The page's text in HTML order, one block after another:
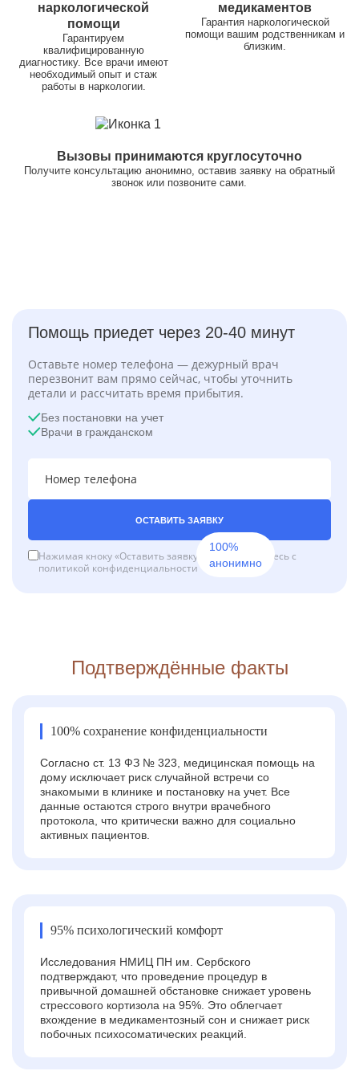
наркологической
помощи
Гарантируем
квалифицированную
диагностику. Все врачи имеют
необходимый опыт и стаж
работы в наркологии.
медикаментов
Гарантия наркологической
помощи вашим родственникам и
близким.
Вызовы принимаются круглосуточно
Получите консультацию анонимно, оставив заявку на обратный
звонок или позвоните сами.
Помощь приедет через 20-40 минут
Оставьте номер телефона — дежурный врач
перезвонит вам прямо сейчас, чтобы уточнить
детали и рассчитать время прибытия.
Без постановки на учет
Врачи в гражданском
ОСТАВИТЬ ЗАЯВКУ
Нажимая кноку «Оставить заявку», вы соглашаетесь с
политикой конфиденциальности
100%
анонимно
Подтверждённые факты
100% сохранение конфиденциальности
Согласно ст. 13 ФЗ № 323, медицинская помощь на
дому исключает риск случайной встречи со
знакомыми в клинике и постановку на учет. Все
данные остаются строго внутри врачебного
протокола, что критически важно для социально
активных пациентов.
95% психологический комфорт
Исследования НМИЦ ПН им. Сербского
подтверждают, что проведение процедур в
привычной домашней обстановке снижает уровень
стрессового кортизола на 95%. Это облегчает
вхождение в медикаментозный сон и снижает риск
побочных психосоматических реакций.